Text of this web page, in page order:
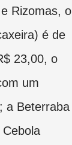
Rizomas, o
é de
23,00, o
um
a Beterraba
Cebola